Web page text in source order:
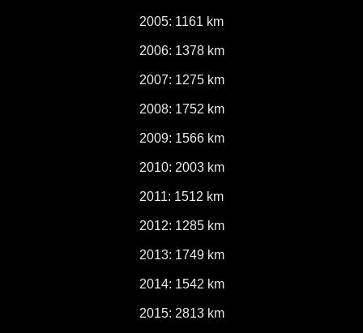
2005: 1161 km
2006: 1378 km
2007: 1275 km
2008: 1752 km
2009: 1566 km
2010: 2003 km
2011: 1512 km
2012: 1285 km
2013: 1749 km
2014: 1542 km
2015: 2813 km